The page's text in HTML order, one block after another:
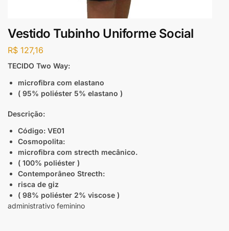
Vestido Tubinho Uniforme Social
R$ 127,16
TECIDO Two Way:
microfibra com elastano
( 95% poliéster 5% elastano )
Descrição:
Código: VE01
Cosmopolita:
microfibra com strecth mecânico.
( 100% poliéster )
Contemporâneo Strecth:
risca de giz
( 98% poliéster 2% viscose )
administrativo feminino